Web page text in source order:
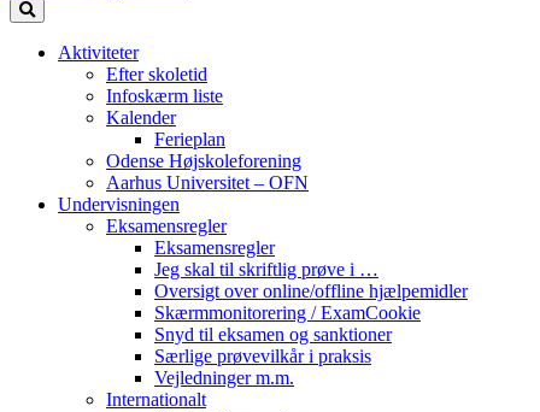
Aktiviteter
Efter skoletid
Infoskærm liste
Kalender
Ferieplan
Odense Højskoleforening
Aarhus Universitet – OFN
Undervisningen
Eksamensregler
Eksamensregler
Jeg skal til skriftlig prøve i …
Oversigt over online/offline hjælpemidler
Skærmmonitorering / ExamCookie
Snyd til eksamen og sanktioner
Særlige prøvevilkår i praksis
Vejledninger m.m.
Internationalt